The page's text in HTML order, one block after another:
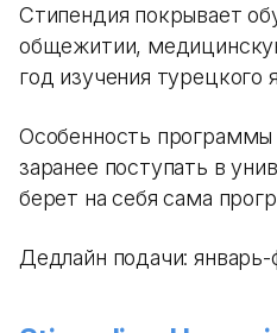
Стипендия покрывает
общежитии,
год изучения турецкого
Особенность
заранее поступать в
берет на себя сама
Дедлайн подачи: январь-